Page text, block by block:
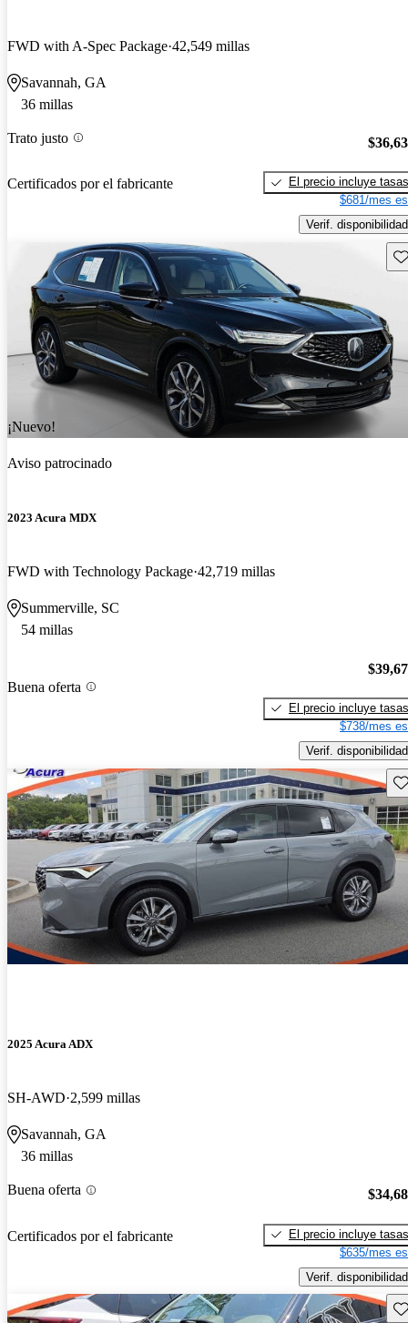
FWD with A-Spec Package 42,549 millas
Savannah, GA
36 millas
Trato justo
Certificados por el fabricante
El precio incluye tasas
$681/mes
Verif. disponibilidad
¡Nuevo!
Aviso patrocinado
2023 Acura MDX
FWD with Technology Package 42,719 millas
Summerville, SC
54 millas
Buena oferta
El precio incluye tasas
$738/mes
Verif. disponibilidad
2025 Acura ADX
SH-AWD 2,599 millas
Savannah, GA
36 millas
Buena oferta
Certificados por el fabricante
El precio incluye tasas
$635/mes
Verif. disponibilidad